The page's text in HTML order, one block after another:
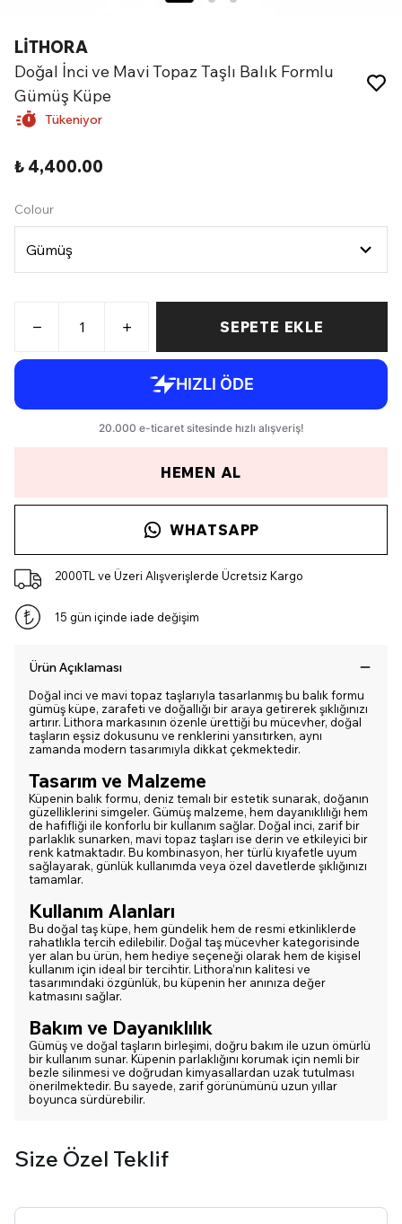
LİTHORA
Doğal İnci ve Mavi Topaz Taşlı Balık Formlu
Gümüş Küpe
Tükeniyor
₺ 4,400.00
Colour
SEPETE EKLE
HEMEN AL
WHATSAPP
2000TL ve Üzeri Alışverişlerde Ücretsiz Kargo
15 gün içinde iade değişim
Ürün Açıklaması
Doğal inci ve mavi topaz taşlarıyla tasarlanmış bu balık formu
gümüş küpe, zarafeti ve doğallığı bir araya getirerek şıklığınızı
artırır. Lithora markasının özenle ürettiği bu mücevher, doğal
taşların eşsiz dokusunu ve renklerini yansıtırken, aynı
zamanda modern tasarımıyla dikkat çekmektedir.
Tasarım ve Malzeme
Küpenin balık formu, deniz temalı bir estetik sunarak, doğanın
güzelliklerini simgeler. Gümüş malzeme, hem dayanıklılığı hem
de hafifliği ile konforlu bir kullanım sağlar. Doğal inci, zarif bir
parlaklık sunarken, mavi topaz taşları ise derin ve etkileyici bir
renk katmaktadır. Bu kombinasyon, her türlü kıyafetle uyum
sağlayarak, günlük kullanımda veya özel davetlerde şıklığınızı
tamamlar.
Kullanım Alanları
Bu doğal taş küpe, hem gündelik hem de resmi etkinliklerde
rahatlıkla tercih edilebilir. Doğal taş mücevher kategorisinde
yer alan bu ürün, hem hediye seçeneği olarak hem de kişisel
kullanım için ideal bir tercihtir. Lithora’nın kalitesi ve
tasarımındaki özgünlük, bu küpenin her anınıza değer
katmasını sağlar.
Bakım ve Dayanıklılık
Gümüş ve doğal taşların birleşimi, doğru bakım ile uzun ömürlü
bir kullanım sunar. Küpenin parlaklığını korumak için nemli bir
bezle silinmesi ve doğrudan kimyasallardan uzak tutulması
önerilmektedir. Bu sayede, zarif görünümünü uzun yıllar
boyunca sürdürebilir.
Size Özel Teklif